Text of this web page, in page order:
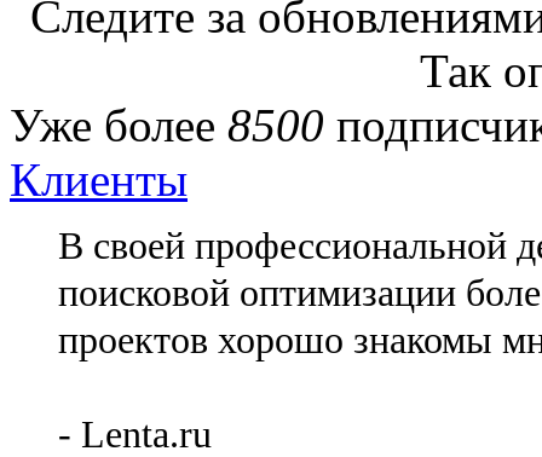
Следите за
Так
Уже более 8500
Клиенты
В своей профессиональной
поисковой оптимизации
проектов хорошо знакомы
- Lenta.ru